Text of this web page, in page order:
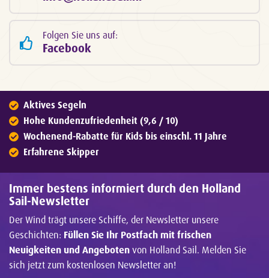
Folgen Sie uns auf:
Facebook
Aktives Segeln
Hohe Kundenzufriedenheit (9,6 / 10)
Wochenend-Rabatte für Kids bis einschl. 11 Jahre
Erfahrene Skipper
Immer bestens informiert durch den Holland
Sail-Newsletter
Der Wind trägt unsere Schiffe, der Newsletter unsere
Geschichten: Füllen Sie Ihr Postfach mit frischen
Neuigkeiten und Angeboten von Holland Sail. Melden Sie
sich jetzt zum kostenlosen Newsletter an!